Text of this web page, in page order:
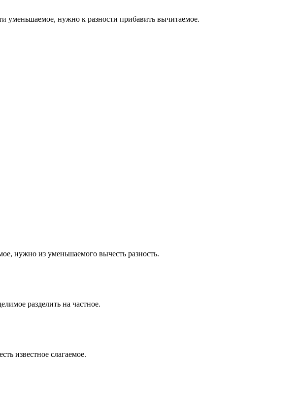
уменьшаемое, нужно к разности прибавить вычитаемое.
нужно из уменьшаемого вычесть разность.
разделить на частное.
известное слагаемое.